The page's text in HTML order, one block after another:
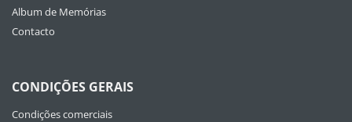
Album de Memórias
Contacto
CONDIÇÕES GERAIS
Condições comerciais